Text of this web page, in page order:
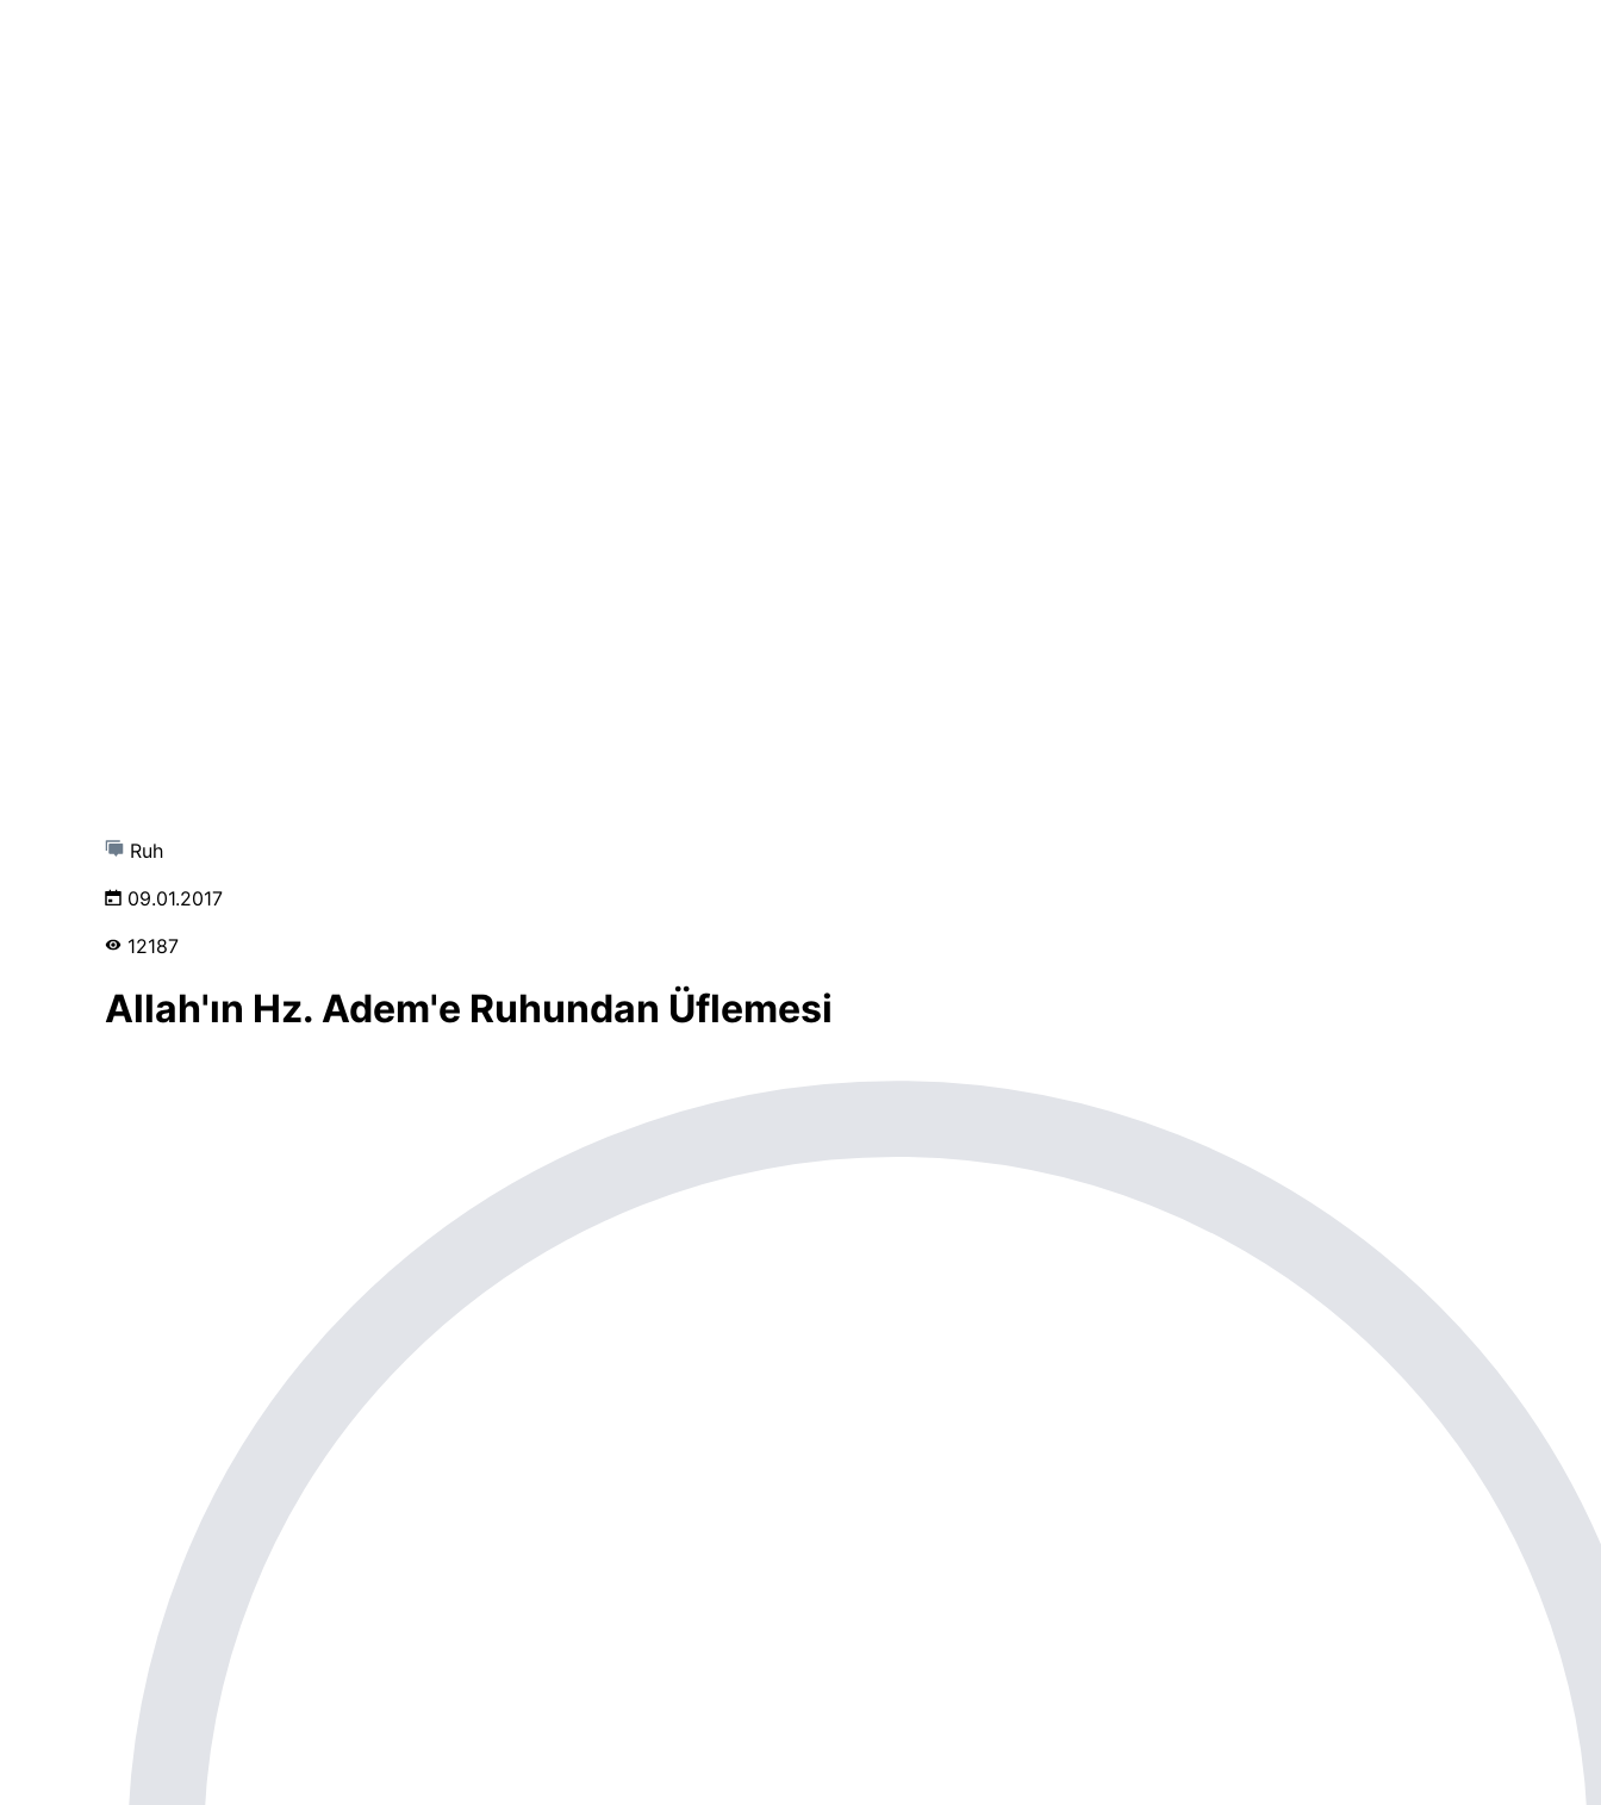
Ruh
09.01.2017
12187
Allah'ın Hz. Adem'e Ruhundan Üflemesi